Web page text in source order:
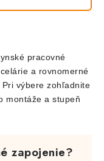
pracovné
a rovnomerné
výbere zohľadnite
montáže a stupeň
zapojenie?